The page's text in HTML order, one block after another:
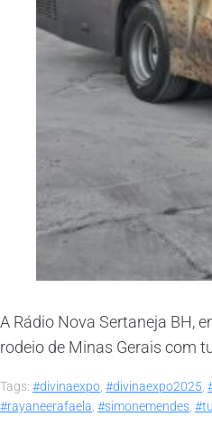
A Rádio Nova Sertaneja BH,
rodeio de Minas Gerais com
Tags: #divinaexpo #divinaexpo2025
#rayaneerafaela #simonemendes